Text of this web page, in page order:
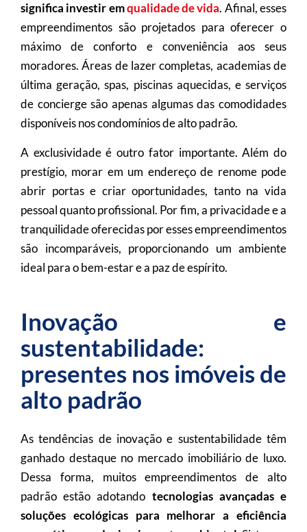
significa investir emqualidade de vida. Afinal, esses
empreendimentos são projetados para oferecer o
máximo de conforto e conveniência aos seus
moradores. Áreas de lazer completas, academias de
última geração, spas, piscinas aquecidas, e serviços
de concierge são apenas algumas das comodidades
disponíveis nos condomínios de alto padrão.
A exclusividade é outro fator importante. Além do
prestígio, morar em um endereço de renome pode
abrir portas e criar oportunidades, tanto na vida
pessoal quanto profissional. Por fim, a privacidade e a
tranquilidade oferecidas por esses empreendimentos
são incomparáveis, proporcionando um ambiente
ideal para o bem-estar e a paz de espírito.
Inovação e
sustentabilidade:
presentes nos imóveis de
alto padrão
As tendências de inovação e sustentabilidade têm
ganhado destaque no mercado imobiliário de luxo.
Dessa forma, muitos empreendimentos de alto
padrão estão adotando tecnologias avançadas e
soluções ecológicas para melhorar a eficiência